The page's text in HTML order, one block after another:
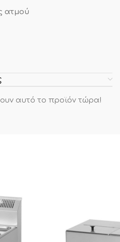
ατμού
αυτό το προϊόν τώρα!